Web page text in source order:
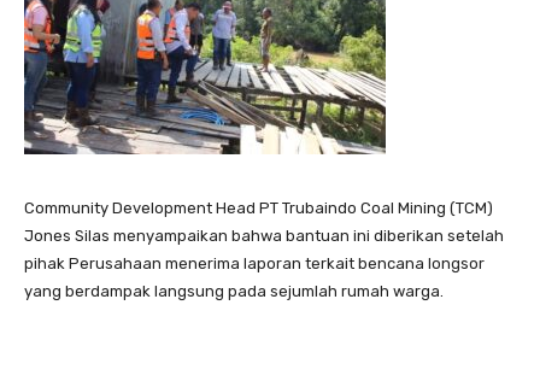
Community Development Head PT Trubaindo Coal Mining (TCM)
Jones Silas menyampaikan bahwa bantuan ini diberikan setelah
pihak Perusahaan menerima laporan terkait bencana longsor
yang berdampak langsung pada sejumlah rumah warga.